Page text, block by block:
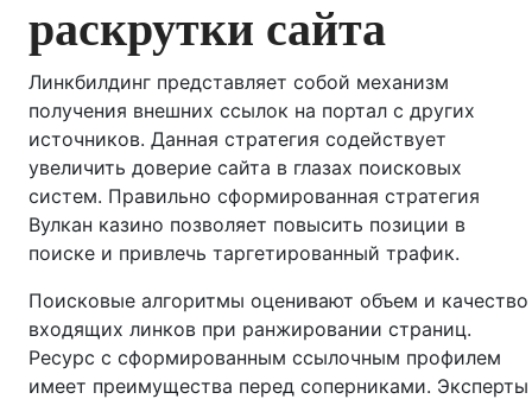
раскрутки сайта
Линкбилдинг представляет собой механизм
получения внешних ссылок на портал с других
источников. Данная стратегия содействует
увеличить доверие сайта в глазах поисковых
систем. Правильно сформированная стратегия
Вулкан казино позволяет повысить позиции в
поиске и привлечь таргетированный трафик.
Поисковые алгоритмы оценивают объем и качество
входящих линков при ранжировании страниц.
Ресурс с сформированным ссылочным профилем
имеет преимущества перед соперниками. Эксперты